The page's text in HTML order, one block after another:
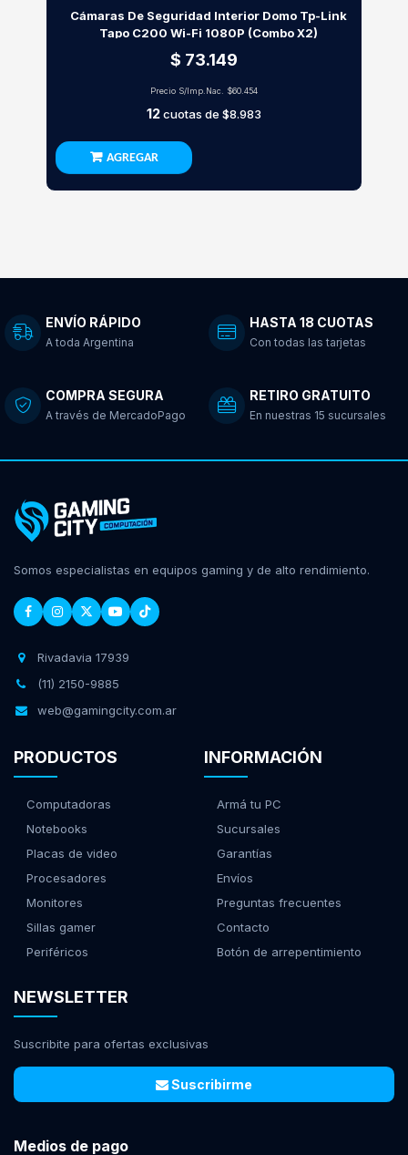
Cámaras De Seguridad Interior Domo Tp-Link
Tapo C200 Wi-Fi 1080P (Combo X2)
$ 73.149
Precio S/Imp.Nac. $60.454
12cuotas de $8.983
AGREGAR
ENVÍO RÁPIDO
A toda Argentina
HASTA 18 CUOTAS
Con todas las tarjetas
COMPRA SEGURA
A través de MercadoPago
RETIRO GRATUITO
En nuestras 15 sucursales
Somos especialistas en equipos gaming y de alto rendimiento.
Rivadavia 17939
(11) 2150-9885
web@gamingcity.com.ar
PRODUCTOS
Computadoras
Notebooks
Placas de video
Procesadores
Monitores
Sillas gamer
Periféricos
INFORMACIÓN
Armá tu PC
Sucursales
Garantías
Envíos
Preguntas frecuentes
Contacto
Botón de arrepentimiento
NEWSLETTER
Suscribite para ofertas exclusivas
Suscribirme
Medios de pago